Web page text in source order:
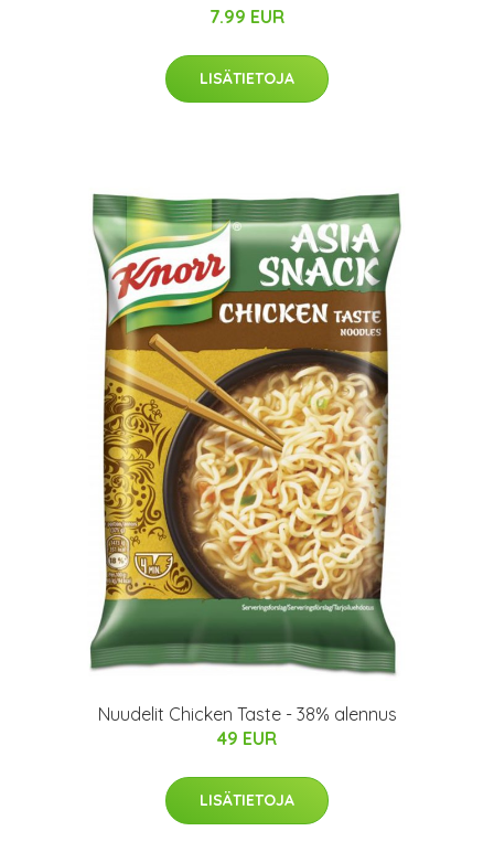
7.99 EUR
LISÄTIETOJA
Nuudelit Chicken Taste - 38% alennus
49 EUR
LISÄTIETOJA